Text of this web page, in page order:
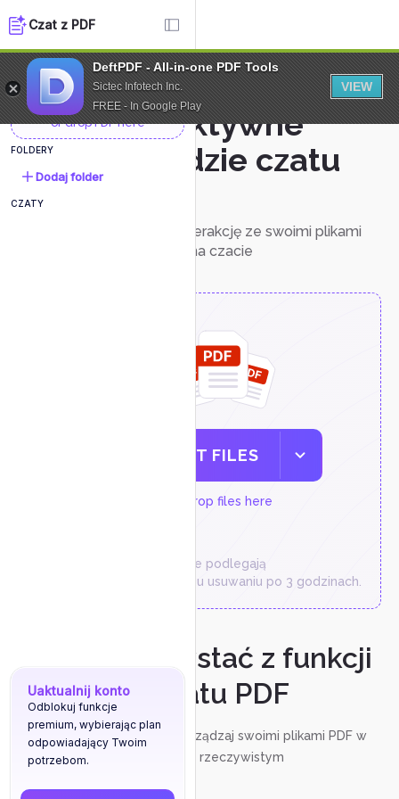
DeftPDF - All-in-one PDF Tools
Sictec Infotech Inc.
FREE - In Google Play
VIEW
Czat z PDF
NOWY DOKUMENT
or drop PDF here
FOLDERY
Dodaj folder
CZATY
Uaktualnij konto
Odblokuj funkcje
premium, wybierając plan
odpowiadający Twoim
potrzebom.
Interaktywne
narzędzie czatu
Łatwo wchodź w interakcję ze swoimi plikami
PDF bezpośrednio na czacie
SELECT FILES
or drop files here
Pliki tymczasowe podlegają
automatycznemu usuwaniu po 3 godzinach.
Jak korzystać z funkcji
czatu PDF
Omów, adnotuj i zarządzaj swoimi plikami PDF w
czasie rzeczywistym